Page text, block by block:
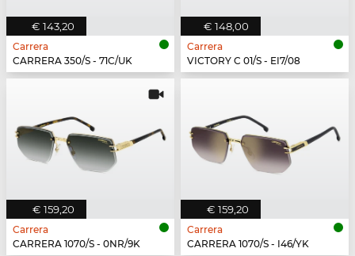
€ 143,20
Carrera
CARRERA 350/S - 71C/UK
€ 148,00
Carrera
VICTORY C 01/S - EI7/08
€ 159,20
Carrera
CARRERA 1070/S - 0NR/9K
€ 159,20
Carrera
CARRERA 1070/S - I46/YK